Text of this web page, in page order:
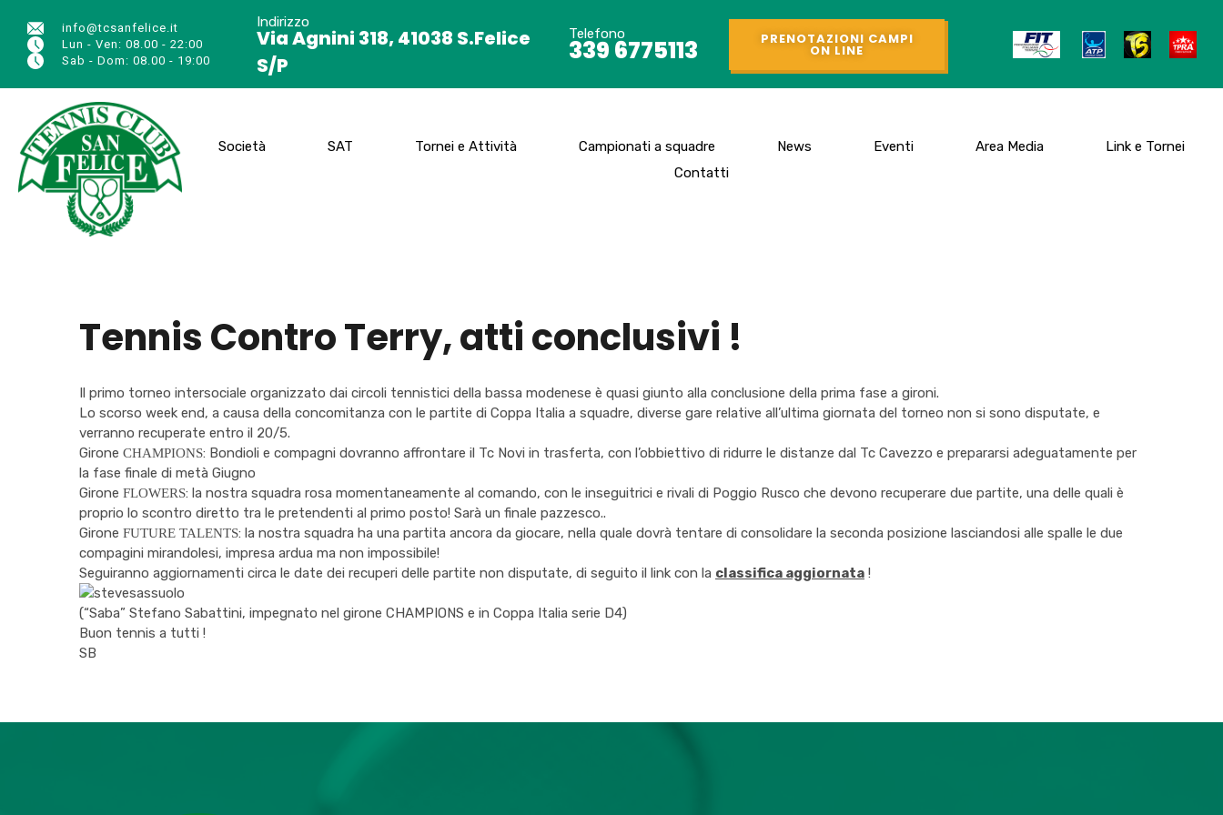
info@tcsanfelice.it
Lun - Ven: 08.00 - 22:00
Sab - Dom: 08.00 - 19:00
Indirizzo
Via Agnini 318, 41038 S.Felice
S/P
Telefono
339 6775113 PRENOTAZIONI CAMPI
ON LINE
Società SAT Tornei e Attività Campionati a squadre News Eventi Area Media
Link e Tornei
Contatti
Tennis Contro Terry, atti conclusivi !
Il primo torneo intersociale organizzato dai circoli tennistici della bassa modenese è quasi giunto alla conclusione della prima fase a gironi.
Lo scorso week end, a causa della concomitanza con le partite di Coppa Italia a squadre, diverse gare relative all’ultima giornata del torneo non si sono disputate, e
verranno recuperate entro il 20/5.
Girone CHAMPIONS: Bondioli e compagni dovranno affrontare il Tc Novi in trasferta, con l’obbiettivo di ridurre le distanze dal Tc Cavezzo e prepararsi adeguatamente per
la fase finale di metà Giugno
Girone FLOWERS: la nostra squadra rosa momentaneamente al comando, con le inseguitrici e rivali di Poggio Rusco che devono recuperare due partite, una delle quali è
proprio lo scontro diretto tra le pretendenti al primo posto! Sarà un finale pazzesco..
Girone FUTURE TALENTS: la nostra squadra ha una partita ancora da giocare, nella quale dovrà tentare di consolidare la seconda posizione lasciandosi alle spalle le due
compagini mirandolesi, impresa ardua ma non impossibile!
Seguiranno aggiornamenti circa le date dei recuperi delle partite non disputate, di seguito il link con la classifica aggiornata !
(“Saba” Stefano Sabattini, impegnato nel girone CHAMPIONS e in Coppa Italia serie D4)
Buon tennis a tutti !
SB